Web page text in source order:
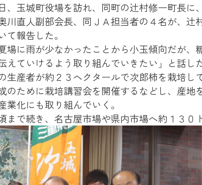
、玉城町役場を訪れ、同町の辻村修一町長に
川直人副部会長、同ＪＡ担当者の４名が、
報告した。
場に雨が少なかったことから小玉傾向だが
ていけるよう取り組んでいきたい」と話した
生産者が約２３ヘクタールで次郎柿を栽培し
のために栽培講習会を開催するなどし、産
化にも取り組んでいく。
まで続き、名古屋市場や県内市場へ約１３０